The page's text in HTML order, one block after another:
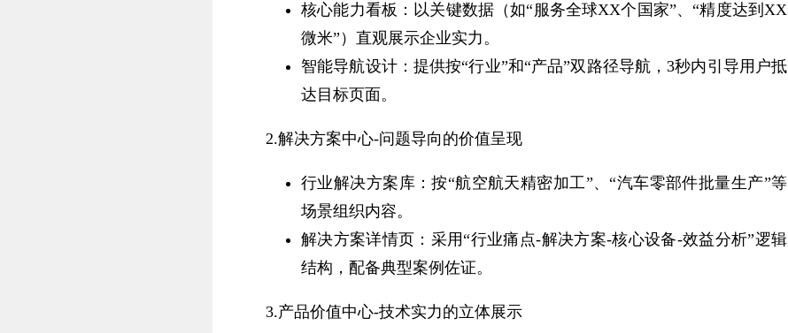
核心能力看板：以关键数据（如“服务全球XX个国家”、“精度达到XX
微米”）直观展示企业实力。
智能导航设计：提供按“行业”和“产品”双路径导航，3秒内引导用户抵
达目标页面。
2.解决方案中心-问题导向的价值呈现
行业解决方案库：按“航空航天精密加工”、“汽车零部件批量生产”等
场景组织内容。
解决方案详情页：采用“行业痛点-解决方案-核心设备-效益分析”逻辑
结构，配备典型案例佐证。
3.产品价值中心-技术实力的立体展示